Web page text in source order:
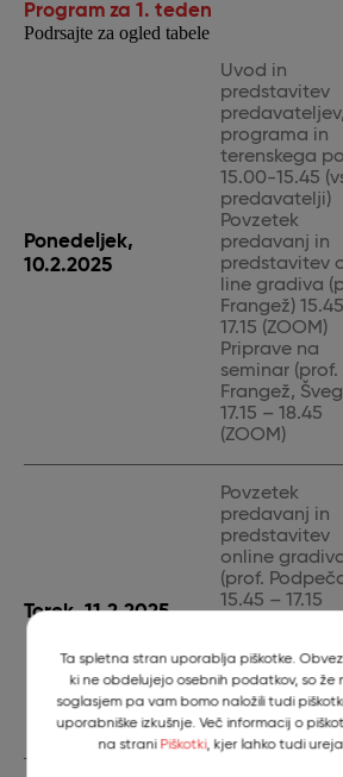
Program za 1. teden
Podrsajte za ogled tabele
Ponedeljek,
10.2.2025
Uvod in
predstavitev
predavateljev,
programa in
terenskega
15.00-15.45
predavatelji)
Povzetek
predavanj in
predstavitev
line gradiva
Frangež)
17.15 (ZOOM)
Priprave na
seminar (prof.
Frangež,
17.15 – 18.45
(ZOOM)
Torek, 11.2.2025
Povzetek
predavanj in
predstavitev
online
(prof.
15.45 – 17.15
seminar (prof.
Podpečan,
Švegelj) 17.15
18.45 (ZOOM)
Ta spletna stran uporablja piškotke.
ki ne obdelujejo osebnih podatkov, so že
soglasjem pa vam bomo naložili tudi
uporabniške izkušnje. Več informacij o
na strani Piškotki, kjer lahko tudi